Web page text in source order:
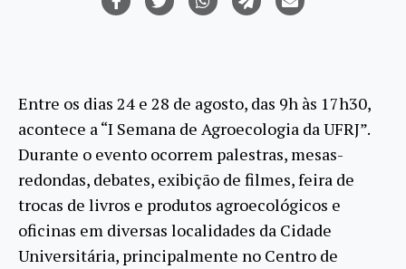
Entre os dias 24 e 28 de agosto, das 9h às 17h30,
acontece a “I Semana de Agroecologia da UFRJ”.
Durante o evento ocorrem palestras, mesas-
redondas, debates, exibição de filmes, feira de
trocas de livros e produtos agroecológicos e
oficinas em diversas localidades da Cidade
Universitária, principalmente no Centro de